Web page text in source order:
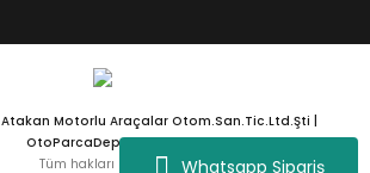
Whatsapp Sipariş
Atakan Motorlu Araçalar Otom.San.Tic.Ltd.Şti |
OtoParcaDeposu.com
Tüm hakları saklıdır.